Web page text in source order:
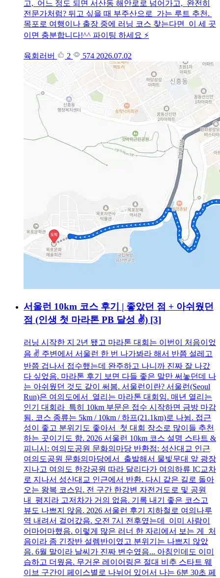
고, 어느 정도 되면 서산동 해안로로 넘어가고, 완전히
전문가처럼? 뒤고 싶을 때 부주산으로 가는 루트 추천.
목포로 여행이나 출장 중에 러닝 코스 찾는다면 이 세 곳
이면 충분합니다!^^ 파이팅 하세요 ⚡
육회러버 2 574 2026.07.02
서울런 10km 코스 후기 | 좋았던 점 + 아쉬웠던
점 (인생 첫 마라톤 PB 달성 ✌️) [3]
러닝 시작한 지 2년 됐고 마라톤 대회는 이번이 처음이었
음 ✌️ 주변에서 서울런 한 번 나가봐라 해서 반쯤 설레고
반쯤 겁나서 접수했는데 완주하고 나니까 진짜 잘 나갔
다 싶었음. 마라톤 후기 보면 다들 좋은 말만 써놓던데 나
는 아쉬웠던 것도 같이 써봄. 서울런이란? 서울런(Seoul
Run)은 여의도에서 열리는 마라톤 대회임. 매년 열리는
인기 대회라 특히 10km 부문은 접수 시작하면 금방 마감
됨. 코스 종류는 5km / 10km / 하프(21.1km)로 나뉨. 접근
성이 좋고 분위기도 좋아서 첫 대회 장소로 많이들 추천
하는 곳이기도 함. 2026 서울런 10km 코스 설명 스타트 &
피니시: 여의도공원 문화의마당 반환점: 성산대교 인근
여의도공원 문화의마당에서 출발해서 물빛무대 앞 광장
지나고 여의도 한강공원 따라 달리다가 여의하류 IC교차
로 지나서 성산대교 인근에서 반환. 다시 같은 길로 돌아
오는 왕복 코스임. 전 구간 한강변 자전거도로 및 공원
내 평지라 고저차가 거의 없음. 기록 내기 좋은 코스고
뷰도 나쁘지 않음. 2026 서울런 후기 지하철로 여의나루
역 내려서 걸어갔음. 오전 7시 전후였는데 이미 사람이
어마어마했음. 이렇게 많은 러너 한 자리에서 보는 게 처
음이라 좀 긴장반 설렘반이였고 분위기는 나쁘지 않았
음. 6월 말이라 날씨가 진짜 변수였음... 아침인데도 이미
습하고 더웠음. 무거운 레이어링은 절대 비추 스타트 웨
이브 구간이 페이스별로 나뉘어 있어서 나는 6분 30초 페